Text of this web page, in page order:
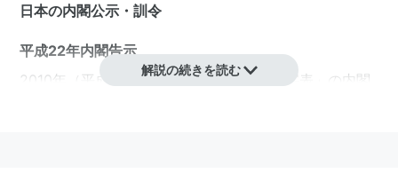
日本の内閣公示 ・訓令
平成22年内閣告示
2010年（平成22年）11月30日、「 常用漢字表
」の内閣
解説の続きを読む